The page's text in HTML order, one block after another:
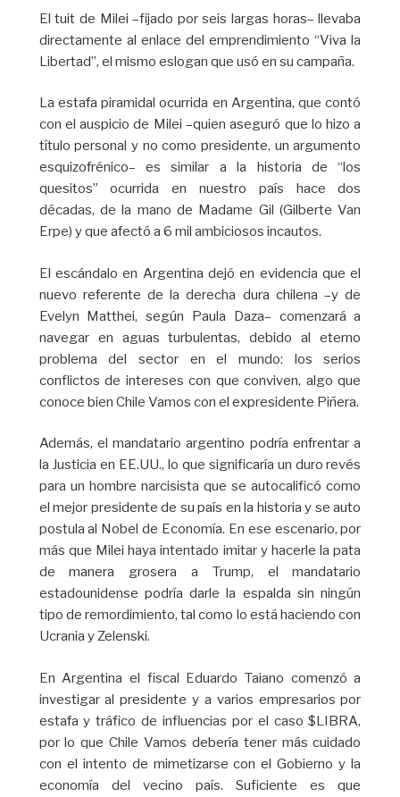
El tuit de Milei –fijado por seis largas horas– llevaba
directamente al enlace del emprendimiento “Viva la
Libertad”, el mismo eslogan que usó en su campaña.
La estafa piramidal ocurrida en Argentina, que contó
con el auspicio de Milei –quien aseguró que lo hizo a
título personal y no como presidente, un argumento
esquizofrénico– es similar a la historia de “los
quesitos” ocurrida en nuestro país hace dos
décadas, de la mano de Madame Gil (Gilberte Van
Erpe) y que afectó a 6 mil ambiciosos incautos.
El escándalo en Argentina dejó en evidencia que el
nuevo referente de la derecha dura chilena –y de
Evelyn Matthei, según Paula Daza– comenzará a
navegar en aguas turbulentas, debido al eterno
problema del sector en el mundo: los serios
conflictos de intereses con que conviven, algo que
conoce bien Chile Vamos con el expresidente Piñera.
Además, el mandatario argentino podría enfrentar a
la Justicia en EE.UU., lo que significaría un duro revés
para un hombre narcisista que se autocalificó como
el mejor presidente de su país en la historia y se auto
postula al Nobel de Economía. En ese escenario, por
más que Milei haya intentado imitar y hacerle la pata
de manera grosera a Trump, el mandatario
estadounidense podría darle la espalda sin ningún
tipo de remordimiento, tal como lo está haciendo con
Ucrania y Zelenski.
En Argentina el fiscal Eduardo Taiano comenzó a
investigar al presidente y a varios empresarios por
estafa y tráfico de influencias por el caso $LIBRA,
por lo que Chile Vamos debería tener más cuidado
con el intento de mimetizarse con el Gobierno y la
economía del vecino país. Suficiente es que